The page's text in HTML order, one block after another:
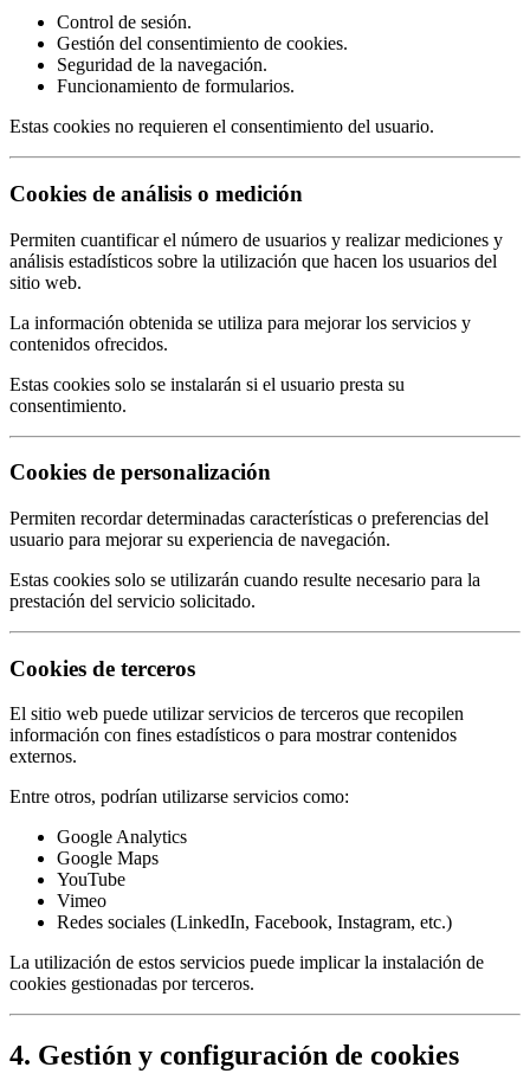
Control de sesión.
Gestión del consentimiento de cookies.
Seguridad de la navegación.
Funcionamiento de formularios.
Estas cookies no requieren el consentimiento del usuario.
Cookies de análisis o medición
Permiten cuantificar el número de usuarios y realizar mediciones y
análisis estadísticos sobre la utilización que hacen los usuarios del
sitio web.
La información obtenida se utiliza para mejorar los servicios y
contenidos ofrecidos.
Estas cookies solo se instalarán si el usuario presta su
consentimiento.
Cookies de personalización
Permiten recordar determinadas características o preferencias del
usuario para mejorar su experiencia de navegación.
Estas cookies solo se utilizarán cuando resulte necesario para la
prestación del servicio solicitado.
Cookies de terceros
El sitio web puede utilizar servicios de terceros que recopilen
información con fines estadísticos o para mostrar contenidos
externos.
Entre otros, podrían utilizarse servicios como:
Google Analytics
Google Maps
YouTube
Vimeo
Redes sociales (LinkedIn, Facebook, Instagram, etc.)
La utilización de estos servicios puede implicar la instalación de
cookies gestionadas por terceros.
4. Gestión y configuración de cookies